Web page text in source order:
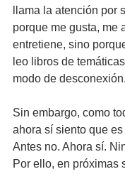
llama la atención por
porque me gusta, me
entretiene, sino
leo libros de
modo de desconexión.
Sin embargo, como
ahora sí siento que
Antes no. Ahora sí.
Por ello, en próximas